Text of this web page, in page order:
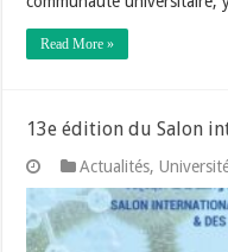
Read More »
13e édition du Salon
Actualités,